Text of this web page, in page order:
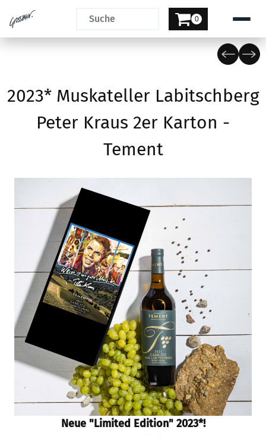
0
2023* Muskateller Labitschberg
Peter Kraus 2er Karton -
Tement
Neue "Limited Edition" 2023*!